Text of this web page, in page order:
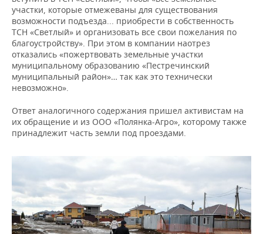
участки, которые отмежеваны для существования
возможности подъезда... приобрести в собственность
ТСН «Светлый» и организовать все свои пожелания по
благоустройству». При этом в компании наотрез
отказались «пожертвовать земельные участки
муниципальному образованию «Пестречинский
муниципальный район»… так как это технически
невозможно».
Ответ аналогичного содержания пришел активистам на
их обращение и из ООО «Полянка-Агро», которому также
принадлежит часть земли под проездами.